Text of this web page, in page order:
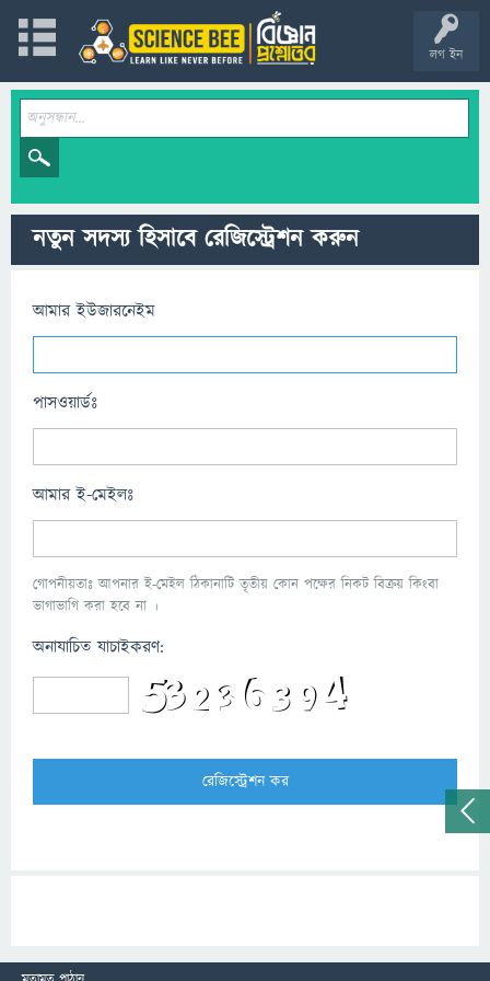
লগ ইন
নতুন সদস্য হিসাবে রেজিস্ট্রেশন করুন
আমার ইউজারনেইম
পাসওয়ার্ডঃ
আমার ই-মেইলঃ
গোপনীয়তাঃ আপনার ই-মেইল ঠিকানাটি তৃতীয় কোন পক্ষের নিকট বিক্রয় কিংবা
ভাগাভাগি করা হবে না ।
অনাযাচিত যাচাইকরণ: